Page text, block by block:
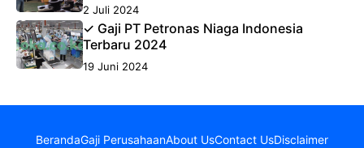
2 Juli 2024
✓ Gaji PT Petronas Niaga Indonesia
Terbaru 2024
19 Juni 2024
BerandaGaji PerusahaanAbout UsContact UsDisclaimer